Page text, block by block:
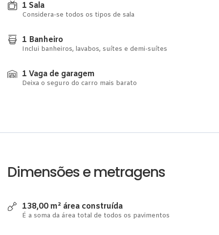
1 Sala
Considera-se todos os tipos de sala
1 Banheiro
Inclui banheiros, lavabos, suítes e demi-suítes
1 Vaga de garagem
Deixa o seguro do carro mais barato
Dimensões e metragens
138,00 m² área construída
É a soma da área total de todos os pavimentos